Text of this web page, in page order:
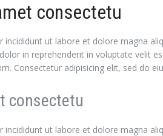
consectetu
ut labore et dolore magna
in reprehenderit in voluptate velit
Consectetur adipisicing elit, sed do
consectetu
ut labore et dolore magna